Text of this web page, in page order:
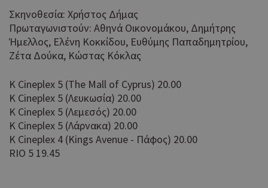
Σκηνοθεσία: Χρήστος Δήμας
Πρωταγωνιστούν: Αθηνά Οικονομάκου, Δημήτρης
Ήμελλος, Ελένη Κοκκίδου, Ευθύμης Παπαδημητρίου,
Ζέτα Δούκα, Κώστας Κόκλας
K Cineplex 5 (The Mall of Cyprus) 20.00
K Cineplex 5 (Λευκωσία) 20.00
K Cineplex 5 (Λεμεσός) 20.00
K Cineplex 5 (Λάρνακα) 20.00
K Cineplex 4 (Kings Avenue - Πάφος) 20.00
RIO 5 19.45